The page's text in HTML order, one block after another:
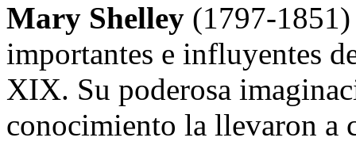
Mary Shelley (1797-1851)
importantes e influyentes
XIX. Su poderosa
conocimiento la llevaron a